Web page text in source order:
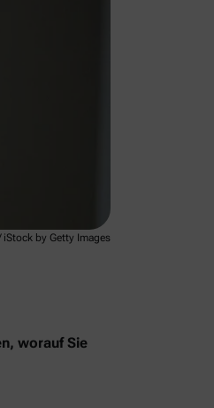
by Getty Images
worauf Sie